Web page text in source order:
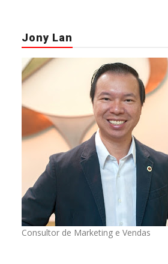
Jony Lan
Consultor de Marketing e Vendas